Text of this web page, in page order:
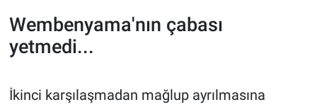
Wembenyama'nın çabası
yetmedi...
İkinci karşılaşmadan mağlup ayrılmasına